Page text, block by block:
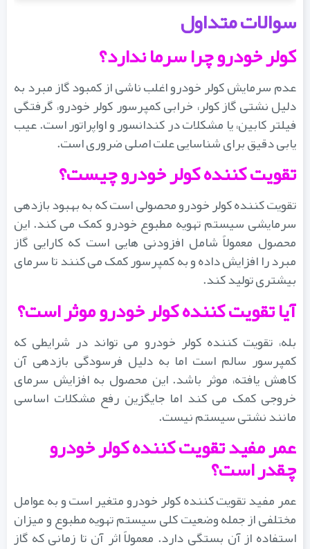
سوالات متداول
کولر خودرو چرا سرما ندارد؟
عدم سرمایش کولر خودرو اغلب ناشی از کمبود گاز مبرد به
دلیل نشتی گاز کولر، خرابی کمپرسور کولر خودرو، گرفتگی
فیلتر کابین، یا مشکلات در کندانسور و اواپراتور است. عیب
یابی دقیق برای شناسایی علت اصلی ضروری است.
تقویت کننده کولر خودرو چیست؟
تقویت کننده کولر خودرو محصولی است که به بهبود بازدهی
سرمایشی سیستم تهویه مطبوع خودرو کمک می کند. این
محصول معمولاً شامل افزودنی هایی است که کارایی گاز
مبرد را افزایش داده و به کمپرسور کمک می کنند تا سرمای
بیشتری تولید کند.
آیا تقویت کننده کولر خودرو موثر است؟
بله، تقویت کننده کولر خودرو می تواند در شرایطی که
کمپرسور سالم است اما به دلیل فرسودگی بازدهی آن
کاهش یافته، موثر باشد. این محصول به افزایش سرمای
خروجی کمک می کند اما جایگزین رفع مشکلات اساسی
مانند نشتی سیستم نیست.
عمر مفید تقویت کننده کولر خودرو
چقدر است؟
عمر مفید تقویت کننده کولر خودرو متغیر است و به عوامل
مختلفی از جمله وضعیت کلی سیستم تهویه مطبوع و میزان
استفاده از آن بستگی دارد. معمولاً اثر آن تا زمانی که گاز